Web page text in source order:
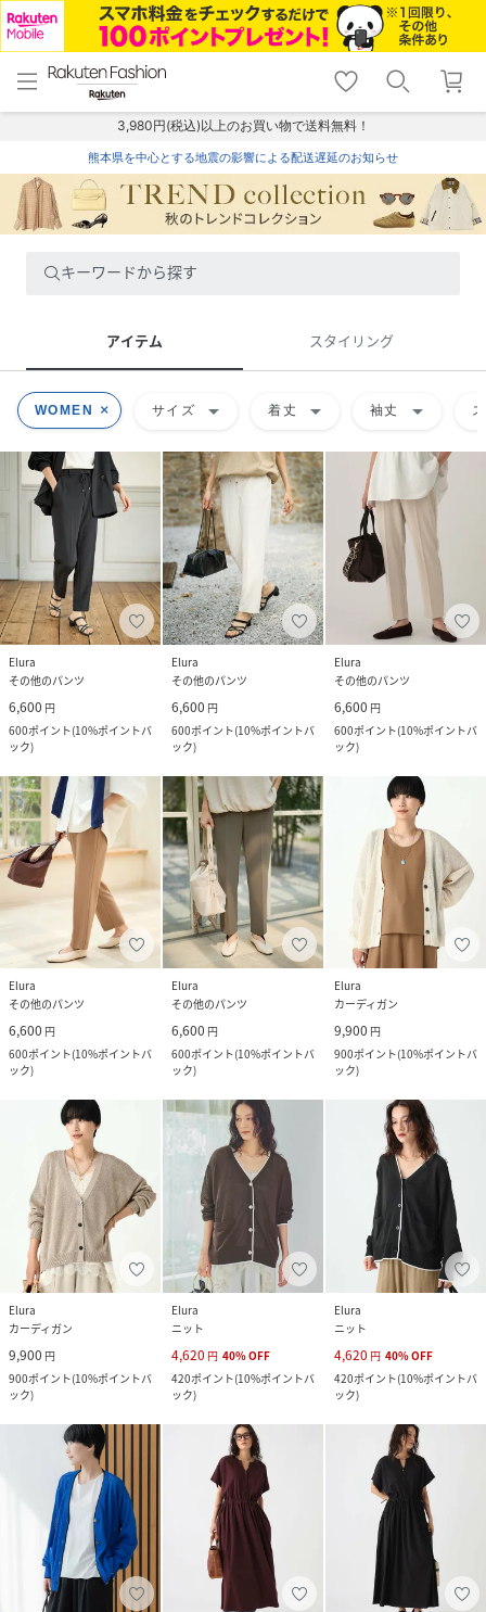
menu home
トップ
shopping_cart lock_outline
ログイン
3,980円(税込)以上のお買い物で送料無料！
熊本県を中心とする地震の影響による配送遅延のお知らせ
キーワードから探す
アイテム スタイリング
WOMEN サイズ arrow_drop_down 着丈 arrow_drop_down 袖丈 arrow_drop_down
Elura
その他のパンツ
6,600 円
600ポイント(10%ポイントバ
ック)
Elura
その他のパンツ
6,600 円
600ポイント(10%ポイントバ
ック)
Elura
その他のパンツ
6,600 円
600ポイント(10%ポイントバ
ック)
Elura
その他のパンツ
6,600 円
600ポイント(10%ポイントバ
ック)
Elura
その他のパンツ
6,600 円
600ポイント(10%ポイントバ
ック)
Elura
カーディガン
9,900 円
900ポイント(10%ポイントバ
ック)
Elura
カーディガン
9,900 円
900ポイント(10%ポイントバ
ック)
Elura
ニット
4,620 円 40%OFF
420ポイント(10%ポイントバ
ック)
Elura
ニット
4,620 円 40%OFF
420ポイント(10%ポイントバ
ック)